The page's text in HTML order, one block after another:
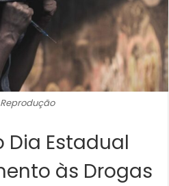
Dia Estadual
às Drogas